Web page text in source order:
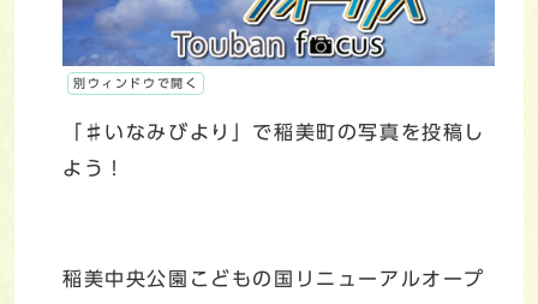
別ウィンドウで開く
「♯いなみびより」で稲美町の写真を投稿し
よう！
稲美中央公園こどもの国リニューアルオープ